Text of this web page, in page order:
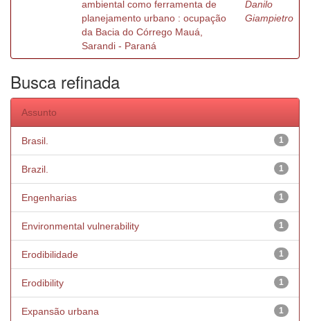
ambiental como ferramenta de
planejamento urbano : ocupação
da Bacia do Córrego Mauá,
Sarandi - Paraná
Danilo
Giampietro
Busca refinada
Assunto
1
Brasil.
1
Brazil.
1
Engenharias
1
Environmental vulnerability
1
Erodibilidade
1
Erodibility
1
Expansão urbana